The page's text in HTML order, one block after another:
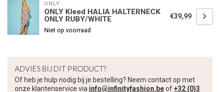
ONLY
ONLY Kleed HALIA HALTERNECK
ONLY RUBY/WHITE
Niet op voorraad
€39,99
ADVIES BIJ DIT PRODUCT?
Of heb je hulp nodig bij je bestelling? Neem contact op met
onze klantenservice via info@infinityfashion.beof+32 (0)3
Schrijf je in voor onze nieuwsbrief om op de hoogte te blijven
over onze nieuwe collectie, en ontvang
volgende aankoop! 😀